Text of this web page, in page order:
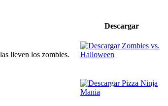
Descargar
lleven los zombies.